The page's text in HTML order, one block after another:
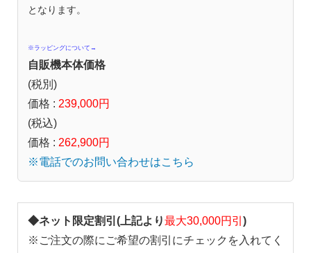
となります。
※ラッピングについて→
自販機本体価格
(税別)
価格 : 239,000円
(税込)
価格 : 262,900円
※電話でのお問い合わせはこちら
◆ネット限定割引(上記より最大30,000円引 )
※ご注文の際にご希望の割引にチェックを入れてく